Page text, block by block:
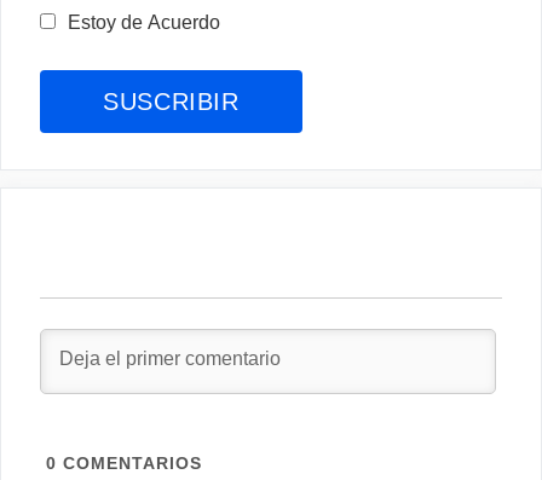
Estoy de Acuerdo
0 COMENTARIOS